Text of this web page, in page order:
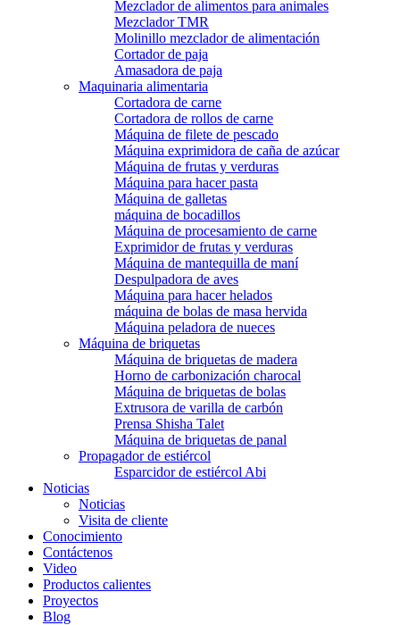
Mezclador de alimentos para animales
Mezclador TMR
Molinillo mezclador de alimentación
Cortador de paja
Amasadora de paja
Maquinaria alimentaria
Cortadora de carne
Cortadora de rollos de carne
Máquina de filete de pescado
Máquina exprimidora de caña de azúcar
Máquina de frutas y verduras
Máquina para hacer pasta
Máquina de galletas
máquina de bocadillos
Máquina de procesamiento de carne
Exprimidor de frutas y verduras
Máquina de mantequilla de maní
Despulpadora de aves
Máquina para hacer helados
máquina de bolas de masa hervida
Máquina peladora de nueces
Máquina de briquetas
Máquina de briquetas de madera
Horno de carbonización charocal
Máquina de briquetas de bolas
Extrusora de varilla de carbón
Prensa Shisha Talet
Máquina de briquetas de panal
Propagador de estiércol
Esparcidor de estiércol Abi
Noticias
Noticias
Visita de cliente
Conocimiento
Contáctenos
Video
Productos calientes
Proyectos
Blog